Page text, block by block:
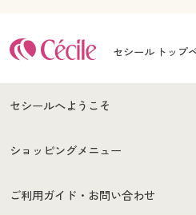
セシール トップ
セシールへようこそ
はじめての方へ
セシールご利用規約
ショッピングメニュー
商品カテゴリ
ご利用ガイド・お問い合わせ